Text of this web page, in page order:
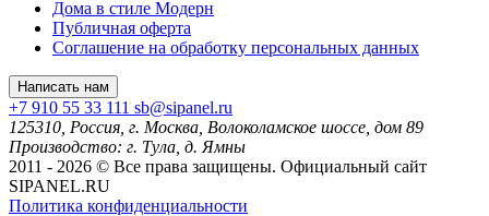
Дома в стиле Модерн
Публичная оферта
Соглашение на обработку персональных данных
Написать нам
+7 910 55 33 111 sb@sipanel.ru
125310, Россия, г. Москва, Волоколамское шоссе, дом 89
Производство: г. Тула, д. Ямны
2011 - 2026 © Все права защищены. Официальный сайт
SIPANEL.RU
Политика конфиденциальности